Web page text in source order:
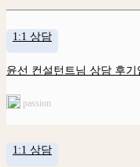
1:1 상담
윤선 컨설턴트님 상담 후기
passion
1:1 상담